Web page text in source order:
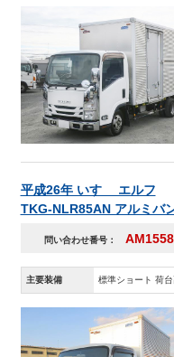
平成26年 いすゞ エルフ
TKG-NLR85AN アルミバ
問い合わせ番号：
主要装備 標準ショート 荷